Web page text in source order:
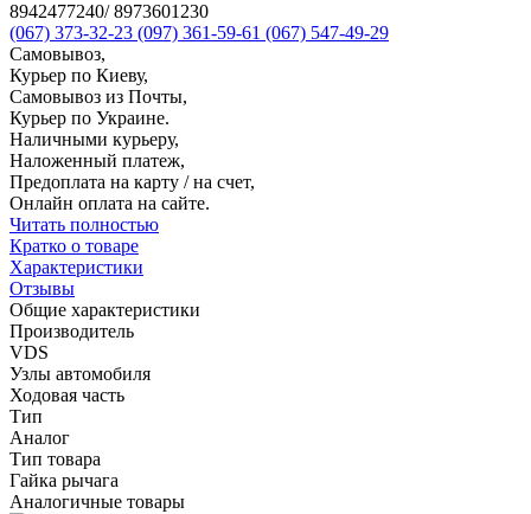
8942477240/ 8973601230
(067) 373-32-23 (097) 361-59-61 (067) 547-49-29
Самовывоз,
Курьер по Киеву,
Самовывоз из Почты,
Курьер по Украине.
Наличными курьеру,
Наложенный платеж,
Предоплата на карту / на счет,
Онлайн оплата на сайте.
Читать полностью
Кратко о товаре
Характеристики
Отзывы
Общие характеристики
Производитель
VDS
Узлы автомобиля
Ходовая часть
Тип
Аналог
Тип товара
Гайка рычага
Аналогичные товары